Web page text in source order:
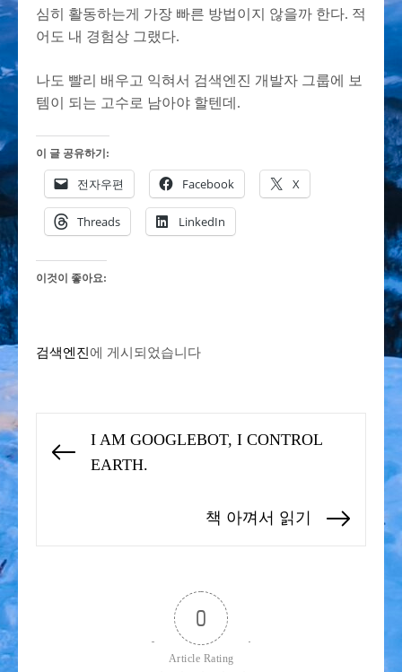
심히 활동하는게 가장 빠른 방법이지 않을까 한다. 적
어도 내 경험상 그랬다.
나도 빨리 배우고 익혀서 검색엔진 개발자 그룹에 보
템이 되는 고수로 남아야 할텐데.
이 글 공유하기:
전자우편 Facebook X
Threads LinkedIn
이것이 좋아요:
검색엔진에 게시되었습니다
탐
Previous
I AM GOOGLEBOT, I CONTROL
EARTH.
Next
post:
책 아껴서 읽기
0
Article Rating